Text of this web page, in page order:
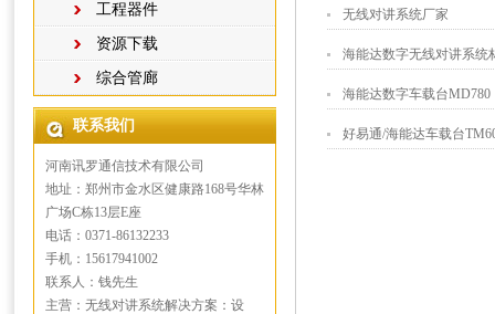
工程器件
资源下载
综合管廊
联系我们
河南讯罗通信技术有限公司
地址：郑州市金水区健康路168号华林
广场C栋13层E座
电话：0371-86132233
手机：15617941002
联系人：钱先生
主营：无线对讲系统解决方案：设
无线对讲系统厂家
海能达数字无线对讲系统
海能达数字车载台MD780
好易通/海能达车载台